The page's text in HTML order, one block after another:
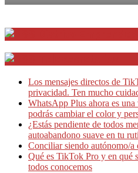
Los mensajes directos de
privacidad. Ten mucho
WhatsApp Plus ahora es
podrás cambiar el color y
¿Estás pendiente de todos
autoabandono suave en tu
Conciliar siendo autónomo/a
Qué es TikTok Pro y en qué
todos conocemos